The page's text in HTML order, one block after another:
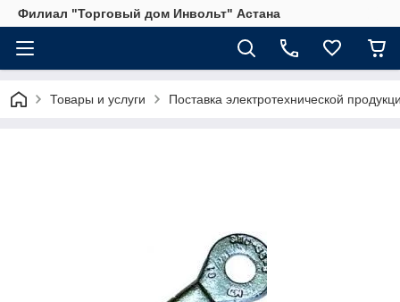
Филиал "Торговый дом Инвольт" Астана
Товары и услуги Поставка электротехнической